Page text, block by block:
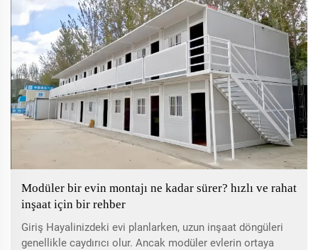
Modüler bir evin montajı ne kadar sürer? hızlı ve rahat
inşaat için bir rehber
Giriş Hayalinizdeki evi planlarken, uzun inşaat döngüleri
genellikle caydırıcı olur. Ancak modüler evlerin ortaya